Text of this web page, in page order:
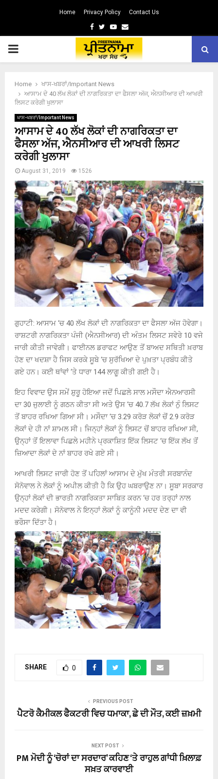
Home Privacy Policy Contact Us
Facebook
TwitterYoutube
Email
PRIMARY
Home
ਖਾਸ-ਖਬਰਾਂ/Important News
ਆਸਾਮ ਦੇ 40 ਲੱਖ ਲੋਕਾਂ ਦੀ ਨਾਗਰਿਕਤਾ ਦਾ ਫੈਸਲਾ ਅੱਜ, ਐਨਸੀਆਰ ਦੀ ਆਖਰੀ
ਲਿਸਟ ਕਰੇਗੀ ਖੁਲਾਸਾ
ਖਾਸ-ਖਬਰਾਂ/Important News
ਆਸਾਮ ਦੇ 40 ਲੱਖ ਲੋਕਾਂ ਦੀ ਨਾਗਰਿਕਤਾ ਦਾ
ਫੈਸਲਾ ਅੱਜ, ਐਨਸੀਆਰ ਦੀ ਆਖਰੀ ਲਿਸਟ
ਕਰੇਗੀ ਖੁਲਾਸਾ
August 31, 2019 1526
ਗੁਹਾਟੀ: ਆਸਾਮ ‘ਚ 40 ਲੱਖ ਲੋਕਾਂ ਦੀ ਨਾਗਰਿਕਤਾ ਦਾ ਫੈਸਲਾ ਅੱਜ ਹੋਵੇਗਾ।
ਰਾਸ਼ਟਰੀ ਨਾਗਰਿਕਤਾ ਪੰਜੀ (ਐਨਸੀਆਰ) ਦੀ ਅੰਤਮ ਲਿਸਟ ਸਵੇਰੇ 10 ਵਜੇ
ਜਾਰੀ ਕੀਤੀ ਜਾਵੇਗੀ। ਫਾਈਨਲ ਡਰਾਫਟ ਆਉਣ ਤੋਂ ਬਾਅਦ ਸਥਿਤੀ ਖ਼ਰਾਬ
ਹੋਣ ਦਾ ਖਦਸ਼ਾ ਹੈ ਜਿਸ ਕਰਕੇ ਸੂਬੇ ‘ਚ ਸੁਰੱਖਿਆ ਦੇ ਪੁਖ਼ਤਾ ਪ੍ਰਬੰਧ ਕੀਤੇ
ਗਏ ਹਨ। ਕਈ ਥਾਂਵਾਂ ‘ਤੇ ਧਾਰਾ 144 ਲਾਗੂ ਕੀਤੀ ਗਈ ਹੈ।
ਇਹ ਵਿਵਾਦ ਉਸ ਸਮੇਂ ਸ਼ੁਰੂ ਹੋਇਆ ਜਦੋਂ ਪਿਛਲੇ ਸਾਲ ਮਸੌਦਾ ਐਨਆਰਸੀ
ਦਾ 30 ਜੁਲਾਈ ਨੂੰ ਗਠਨ ਕੀਤਾ ਸੀ ਅਤੇ ਉਸ ‘ਚ 40.7 ਲੱਖ ਲੋਕਾਂ ਨੁੰ ਲਿਸਟ
ਤੋਂ ਬਾਹਰ ਰਖਿਆ ਗਿਆ ਸੀ। ਮਸੌਦਾ ‘ਚ 3.29 ਕਰੋੜ ਲੋਕਾਂ ਚੋਂ 2.9 ਕਰੋੜ
ਲੋਕਾਂ ਦੇ ਹੀ ਨਾਂ ਸ਼ਾਮਲ ਸੀ। ਜਿਨ੍ਹਾਂ ਲੋਕਾਂ ਨੂੰ ਲਿਸਟ ਚੋਂ ਬਾਹਰ ਰਖਿਆ ਸੀ,
ਉਨ੍ਹਾਂ ਤੋਂ ਇਲਾਵਾ ਪਿਛਲੇ ਮਹੀਨੇ ਪ੍ਰਕਾਸ਼ਿਤ ਇੱਕ ਲਿਸਟ ‘ਚ ਇੱਕ ਲੱਖ ਤੋਂ
ਜ਼ਿਆਦਾ ਲੋਕਾਂ ਦੇ ਨਾਂ ਬਾਹਰ ਰਖੇ ਗਏ ਸੀ।
ਆਖਰੀ ਲਿਸਟ ਜਾਰੀ ਹੋਣ ਤੋਂ ਪਹਿਲਾਂ ਆਸਾਮ ਦੇ ਮੁੱਖ ਮੰਤਰੀ ਸਰਬਾਨੰਦ
ਸੋਨੋਵਾਲ ਨੇ ਲੋਕਾਂ ਨੂੰ ਅਪੀਲ ਕੀਤੀ ਹੈ ਕਿ ਉਹ ਘਬਰਾਉਣ ਨਾ। ਸੂਬਾ ਸਰਕਾਰ
ਉਨ੍ਹਾਂ ਲੋਕਾਂ ਦੀ ਭਾਰਤੀ ਨਾਗਰਿਕਤਾ ਸਾਬਿਤ ਕਰਨ ‘ਚ ਹਰ ਤਰ੍ਹਾਂ ਨਾਲ
ਮਦਦ ਕਰੇਗੀ। ਸੋਨੋਵਾਲ ਨੇ ਇਨ੍ਹਾਂ ਲੋਕਾਂ ਨੂੰ ਕਾਨੂੰਨੀ ਮਦਦ ਦੇਣ ਦਾ ਵੀ
ਭਰੌਸਾ ਦਿੱਤਾ ਹੈ।
SHARE 0
PREVIOUS POST
ਪੈਟਰੋ ਕੈਮੀਕਲ ਫੈਕਟਰੀ ਵਿਚ ਧਮਾਕਾ, ਛੇ ਦੀ ਮੌਤ, ਕਈ ਜ਼ਖ਼ਮੀ
NEXT POST
PM ਮੋਦੀ ਨੂੰ ‘ਚੋਰਾਂ ਦਾ ਸਰਦਾਰ’ ਕਹਿਣ ‘ਤੇ ਰਾਹੁਲ ਗਾਂਧੀ ਖ਼ਿਲਾਫ਼
ਸਖ਼ਤ ਕਾਰਵਾਈ